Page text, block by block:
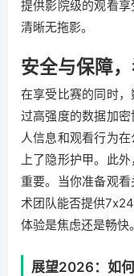
提供影院级的观看
清晰无拖影。
安全与保障
在享受比赛的同时
过高强度的数据加
人信息和观看行为
上了隐形护甲。此
重要。当你准备观
术团队能否提供
体验是焦虑还是畅快。
展望2026：如